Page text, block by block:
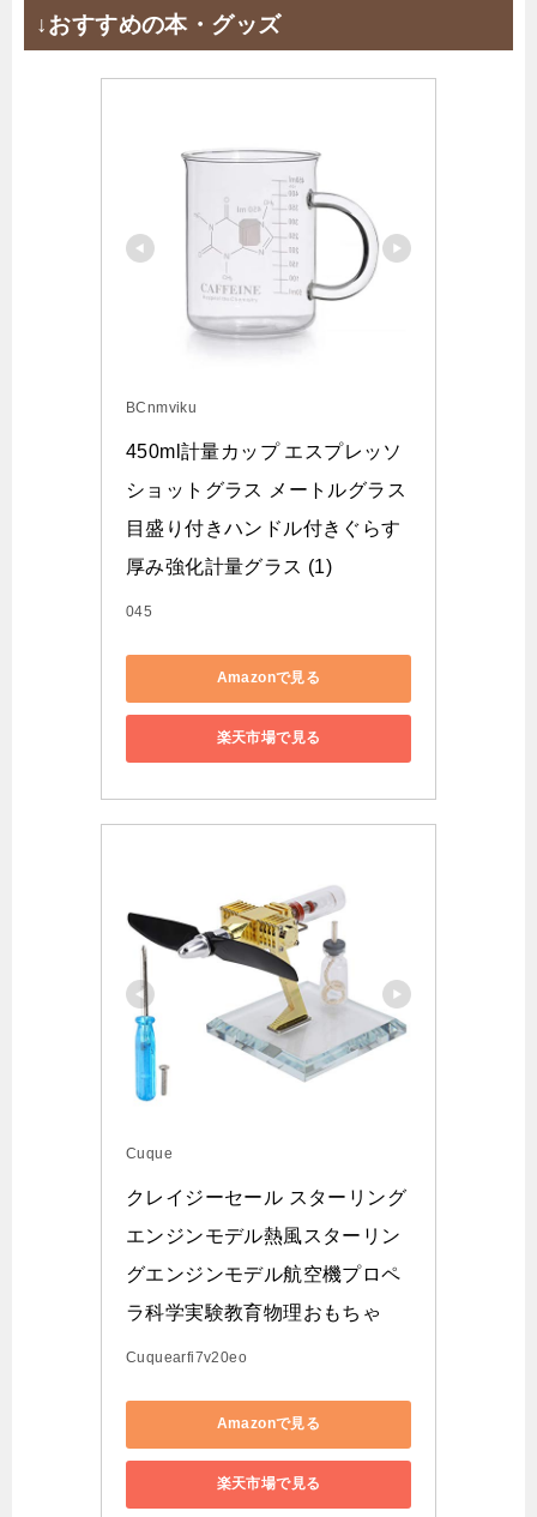
↓おすすめの本・グッズ
BCnmviku
450ml計量カップ エスプレッソ
ショットグラス メートルグラス
目盛り付きハンドル付きぐらす
厚み強化計量グラス (1)
045
Amazonで見る
楽天市場で見る
Cuque
クレイジーセール スターリング
エンジンモデル熱風スターリン
グエンジンモデル航空機プロペ
ラ科学実験教育物理おもちゃ
Cuquearfi7v20eo
Amazonで見る
楽天市場で見る